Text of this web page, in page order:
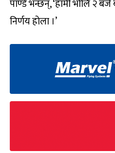
पाण्डे भन्छन्, ‘हामी भोलि २
निर्णय होला ।’